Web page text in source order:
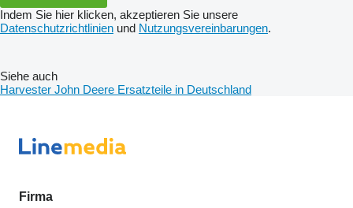
Indem Sie hier klicken, akzeptieren Sie unsere
Datenschutzrichtlinien und Nutzungsvereinbarungen.
Siehe auch
Harvester John Deere Ersatzteile in Deutschland
Firma